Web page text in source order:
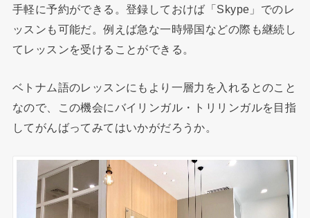
手軽に予約ができる。登録しておけば「Skype」でのレ
ッスンも可能だ。例えば急な一時帰国などの際も継続し
てレッスンを受けることができる。
ベトナム語のレッスンにもより一層力を入れるとのこと
なので、この機会にバイリンガル・トリリンガルを目指
してがんばってみてはいかがだろうか。